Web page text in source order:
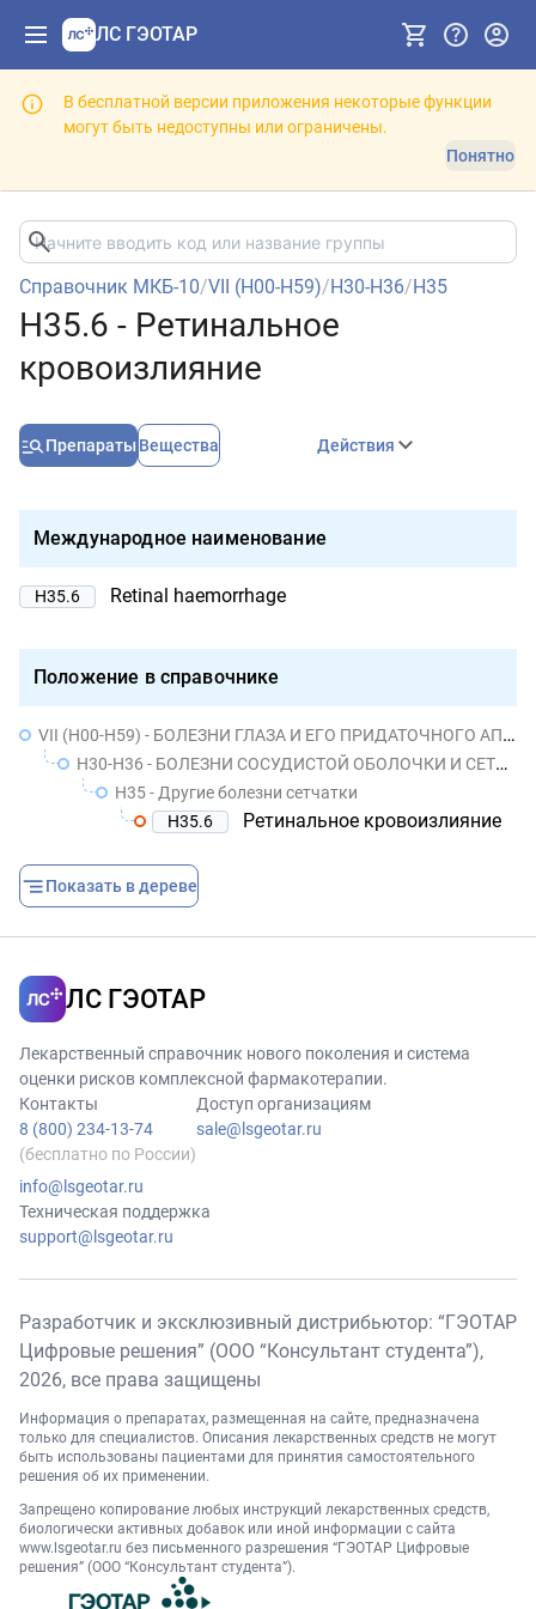
ЛС ГЭОТАР
В бесплатной версии приложения некоторые функции
могут быть недоступны или ограничены.
Понятно
Справочник МКБ-10/VII (H00-H59)/H30-H36/H35
H35.6 - Ретинальное
кровоизлияние
Препараты Вещества Действия
Международное наименование
H35.6 Retinal haemorrhage
Положение в справочнике
VII (H00-H59) - БОЛЕЗНИ ГЛАЗА И ЕГО ПРИДАТОЧНОГО АППАРАТА
H30-H36 - БОЛЕЗНИ СОСУДИСТОЙ ОБОЛОЧКИ И СЕТЧАТКИ
H35 - Другие болезни сетчатки
H35.6
Ретинальное кровоизлияние
Показать в дереве
ЛС ГЭОТАР
Лекарственный справочник нового поколения и система
оценки рисков комплексной фармакотерапии.
Контакты
8 (800) 234-13-74
(бесплатно по России)
info@lsgeotar.ru
Доступ организациям
sale@lsgeotar.ru
Техническая поддержка
support@lsgeotar.ru
Разработчик и эксклюзивный дистрибьютор: “ГЭОТАР
Цифровые решения” (ООО “Консультант студента”),
2026, все права защищены
Информация о препаратах, размещенная на сайте, предназначена
только для специалистов. Описания лекарственных средств не могут
быть использованы пациентами для принятия самостоятельного
решения об их применении.
Запрещено копирование любых инструкций лекарственных средств,
биологически активных добавок или иной информации с сайта
www.lsgeotar.ru без письменного разрешения “ГЭОТАР Цифровые
решения” (ООО “Консультант студента”).